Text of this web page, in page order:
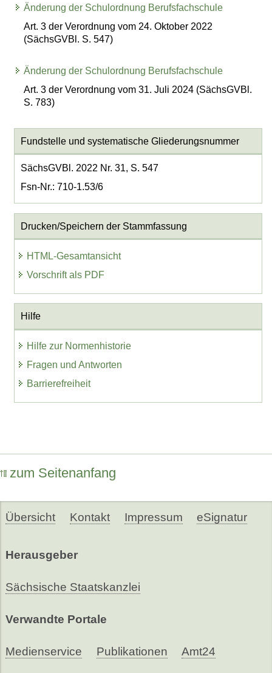
Änderung der Schulordnung Berufsfachschule
Art. 3 der Verordnung vom 24. Oktober 2022
(SächsGVBl. S. 547)
Änderung der Schulordnung Berufsfachschule
Art. 3 der Verordnung vom 31. Juli 2024 (SächsGVBl.
S. 783)
Fundstelle und systematische Gliederungsnummer
SächsGVBl. 2022 Nr. 31, S. 547
Fsn-Nr.: 710-1.53/6
Drucken/Speichern der Stammfassung
HTML-Gesamtansicht
Vorschrift als PDF
Hilfe
Hilfe zur Normenhistorie
Fragen und Antworten
Barrierefreiheit
zum Seitenanfang
Übersicht Kontakt Impressum eSignatur
Herausgeber
Sächsische Staatskanzlei
Verwandte Portale
Medienservice Publikationen Amt24